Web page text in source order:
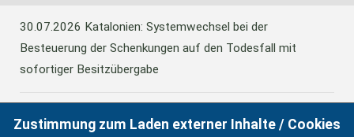
30.07.2026 Katalonien: Systemwechsel bei der
Besteuerung der Schenkungen auf den Todesfall mit
sofortiger Besitzübergabe
30.07.2026Katalonien: Systemwechsel bei der
Zustimmung zum Laden externer Inhalte / Cookies